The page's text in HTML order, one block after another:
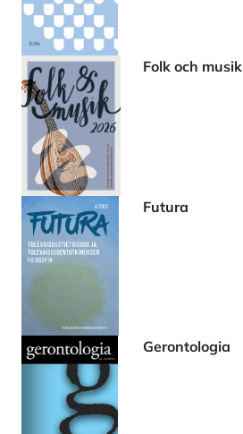
Folk och musik
Futura
Gerontologia